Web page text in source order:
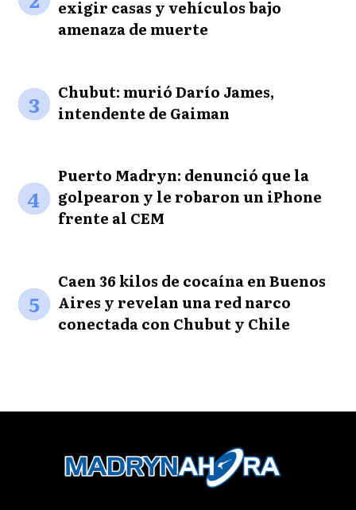
exigir casas y vehículos bajo
amenaza de muerte
3
Chubut: murió Darío James,
intendente de Gaiman
4
Puerto Madryn: denunció que la
golpearon y le robaron un iPhone
frente al CEM
5
Caen 36 kilos de cocaína en Buenos
Aires y revelan una red narco
conectada con Chubut y Chile